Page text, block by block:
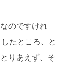
のですけれ
たところ、と
りあえず、そ